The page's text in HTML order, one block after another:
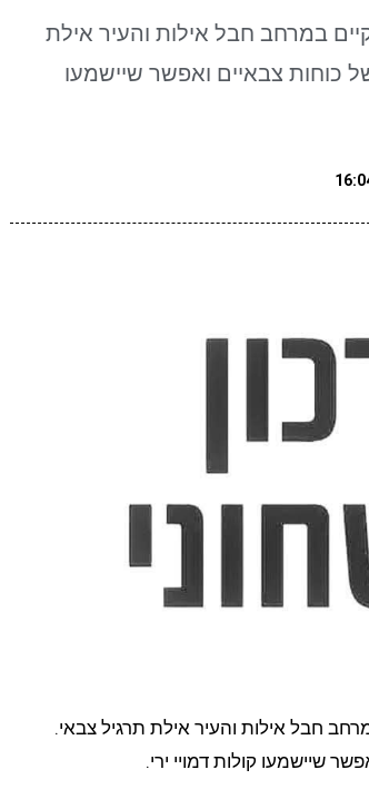
במרחב חבל אילות והעיר אילת
כוחות צבאיים ואפשר שיישמעו
חבל אילות והעיר אילת תרגיל צבאי.
שיישמעו קולות דמויי ירי.